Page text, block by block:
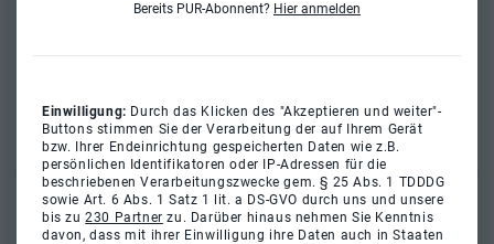
Bereits PUR-Abonnent? Hier anmelden
Einwilligung: Durch das Klicken des "Akzeptieren und weiter"-
Buttons stimmen Sie der Verarbeitung der auf Ihrem Gerät
bzw. Ihrer Endeinrichtung gespeicherten Daten wie z.B.
persönlichen Identifikatoren oder IP-Adressen für die
beschriebenen Verarbeitungszwecke gem. § 25 Abs. 1 TDDDG
sowie Art. 6 Abs. 1 Satz 1 lit. a DS-GVO durch uns und unsere
bis zu230 Partner zu. Darüber hinaus nehmen Sie Kenntnis
davon, dass mit ihrer Einwilligung ihre Daten auch in Staaten